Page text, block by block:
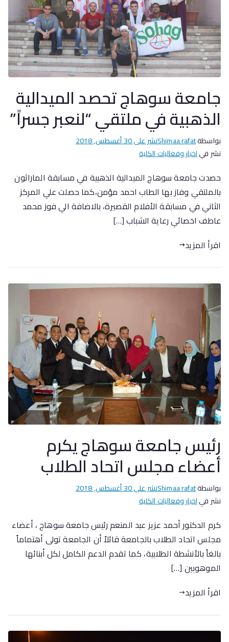
جامعة سوهاج تحصد الميدالية
الذهبية في ملتقي “لنعبر جسراً”
بواسطةShimaa rafatنشر على30 أغسطس, 2018
نشر فياخبار وفعاليات الكلية
حصدت جامعة سوهاج الميدالية الذهبية في مسابقة الماراثون
بالملتقي وفاز بها الطاب احمد مؤمن،كما حصلت علي المركز
الثاني في مسابقة الأفلام القصيرة، بالاضافة الي فوز محمد
عاطف اخصائي رعاية الشباب […]
اقرأ المزيد
رئيس جامعة سوهاج يكرم
أعضاء مجلس اتحاد الطلاب
بواسطةShimaa rafatنشر على30 أغسطس, 2018
نشر فياخبار وفعاليات الكلية
كرم الدكتور أحمد عزيز عبد المنعم رئيس جامعة سوهاج ، أعضاء
مجلس اتحاد الطلاب بالجامعة قائلاً أن الجامعة تولى أهتماماً
بالغاً بالأنشطة الطلابية، كما تقدم الدعم الكامل لكل أبنائها
الموهوبين […]
اقرأ المزيد